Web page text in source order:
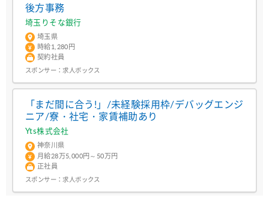
後方事務
埼玉りそな銀行
埼玉県
時給1,280円
契約社員
スポンサー：求人ボックス
「まだ間に合う!」/未経験採用枠/デバッグエンジ
ニア/寮・社宅・家賃補助あり
Yts株式会社
神奈川県
月給28万5,000円～50万円
正社員
スポンサー：求人ボックス